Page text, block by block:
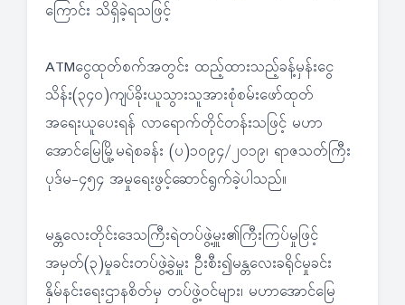
ကြောင်း သိရှိခဲ့ရသဖြင့်
ATMငွေထုတ်စက်အတွင်း ထည့်ထားသည့်ခန့်မှန်းငွေ
သိန်း(၃၄၀)ကျပ်ခိုးယူသွားသူအားစုံစမ်းဖော်ထုတ်
အရေးယူပေးရန် လာရောက်တိုင်တန်းသဖြင့် မဟာ
အောင်မြေမြို့မရဲစခန်း (ပ)၁၀၉၄/၂၀၁၉၊ ရာဇသတ်ကြီး
ပုဒ်မ-၄၅၄ အမှုရေးဖွင့်ဆောင်ရွက်ခဲ့ပါသည်။
မန္တလေးတိုင်းဒေသကြီးရဲတပ်ဖွဲ့မှူး၏ကြီးကြပ်မှုဖြင့်
အမှတ်(၃)မှုခင်းတပ်ဖွဲ့ခွဲမှူး ဦးစီး၍မန္တလေးခရိုင်မှုခင်း
နှိမ်နင်းရေးဌာနစိတ်မှ တပ်ဖွဲ့ဝင်များ၊ မဟာအောင်မြေ